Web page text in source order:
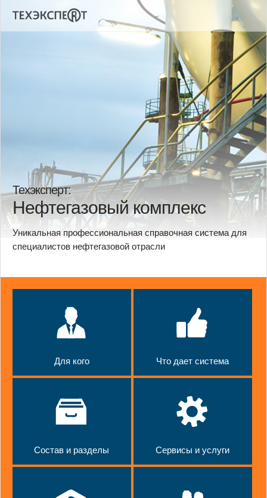
Техэксперт:
Нефтегазовый комплекс
Уникальная профессиональная справочная система для
специалистов нефтегазовой отрасли
Для кого Что дает система
Состав и разделы Сервисы и услуги